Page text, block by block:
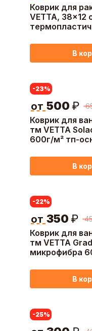
Коврик для
VETTA, 38x12
В
Коврик для
тм VETTA
600г/м² тп-
-23%
от 500 ₽
В
Коврик для
тм VETTA
микрофибра
-22%
от 350 ₽
В
-25%